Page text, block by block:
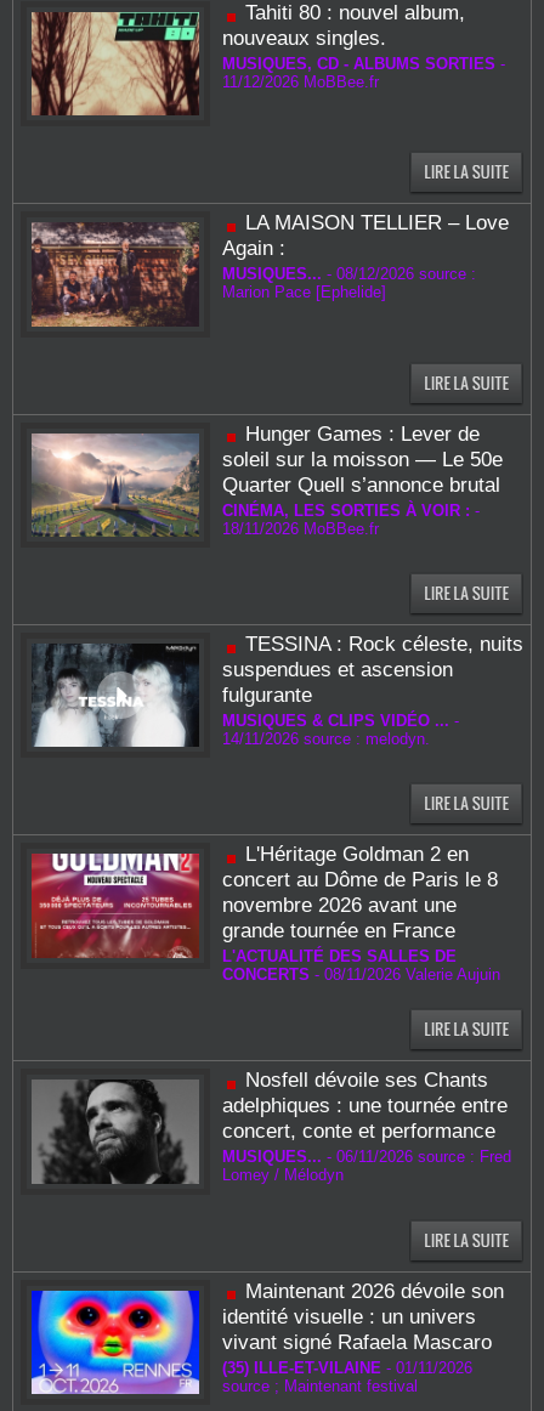
Tahiti 80 : nouvel album,
nouveaux singles.
MUSIQUES, CD - ALBUMS SORTIES -
11/12/2026 MoBBee.fr
LA MAISON TELLIER – Love
Again :
MUSIQUES... - 08/12/2026 source :
Marion Pace [Ephelide]
Hunger Games : Lever de
soleil sur la moisson — Le 50e
Quarter Quell s’annonce brutal
CINÉMA, LES SORTIES À VOIR : -
18/11/2026 MoBBee.fr
TESSINA : Rock céleste, nuits
suspendues et ascension
fulgurante
MUSIQUES & CLIPS VIDÉO ... -
14/11/2026 source : melodyn.
L'Héritage Goldman 2 en
concert au Dôme de Paris le 8
novembre 2026 avant une
grande tournée en France
L'ACTUALITÉ DES SALLES DE
CONCERTS - 08/11/2026 Valerie Aujuin
Nosfell dévoile ses Chants
adelphiques : une tournée entre
concert, conte et performance
MUSIQUES... - 06/11/2026 source : Fred
Lomey / Mélodyn
Maintenant 2026 dévoile son
identité visuelle : un univers
vivant signé Rafaela Mascaro
(35) ILLE-ET-VILAINE - 01/11/2026
source ; Maintenant festival